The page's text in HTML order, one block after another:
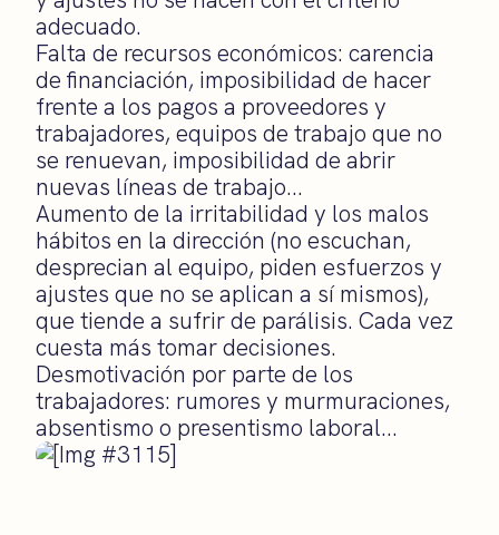
adecuado.
Falta de recursos económicos: carencia
de financiación, imposibilidad de hacer
frente a los pagos a proveedores y
trabajadores, equipos de trabajo que no
se renuevan, imposibilidad de abrir
nuevas líneas de trabajo…
Aumento de la irritabilidad y los malos
hábitos en la dirección (no escuchan,
desprecian al equipo, piden esfuerzos y
ajustes que no se aplican a sí mismos),
que tiende a sufrir de parálisis. Cada vez
cuesta más tomar decisiones.
Desmotivación por parte de los
trabajadores: rumores y murmuraciones,
absentismo o presentismo laboral…